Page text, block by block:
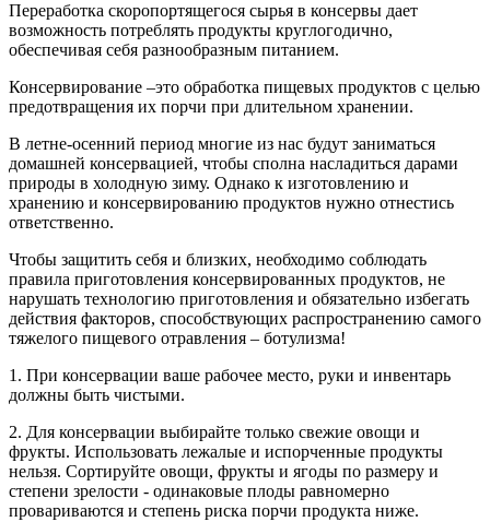
Переработка скоропортящегося сырья в консервы дает
возможность потреблять продукты круглогодично,
обеспечивая себя разнообразным питанием.
Консервирование –это обработка пищевых продуктов с целью
предотвращения их порчи при длительном хранении.
В летне-осенний период многие из нас будут заниматься
домашней консервацией, чтобы сполна насладиться дарами
природы в холодную зиму. Однако к изготовлению и
хранению и консервированию продуктов нужно отнестись
ответственно.
Чтобы защитить себя и близких, необходимо соблюдать
правила приготовления консервированных продуктов, не
нарушать технологию приготовления и обязательно избегать
действия факторов, способствующих распространению самого
тяжелого пищевого отравления – ботулизма!
1. При консервации ваше рабочее место, руки и инвентарь
должны быть чистыми.
2. Для консервации выбирайте только свежие овощи и
фрукты. Использовать лежалые и испорченные продукты
нельзя. Сортируйте овощи, фрукты и ягоды по размеру и
степени зрелости - одинаковые плоды равномерно
провариваются и степень риска порчи продукта ниже.